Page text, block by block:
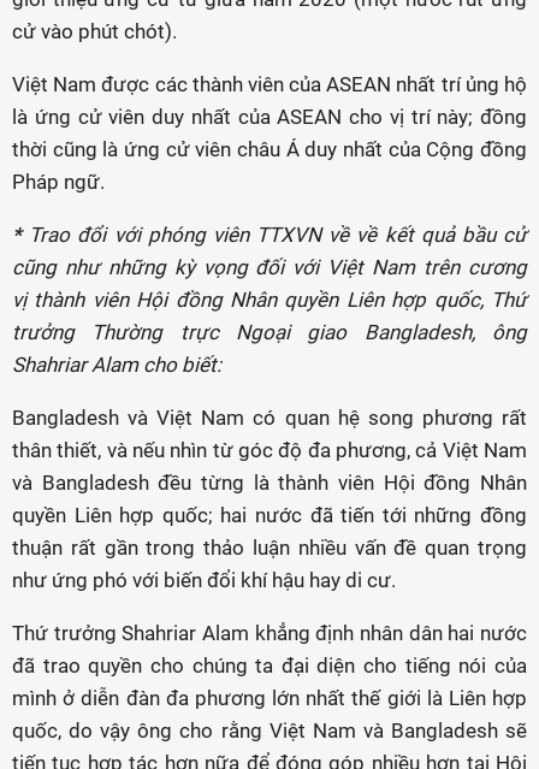
cử vào phút chót).
Việt Nam được các thành viên của ASEAN nhất trí ủng hộ
là ứng cử viên duy nhất của ASEAN cho vị trí này; đồng
thời cũng là ứng cử viên châu Á duy nhất của Cộng đồng
Pháp ngữ.
*Trao đổi với phóng viên TTXVN về về kết quả bầu cử
cũng như những kỳ vọng đối với Việt Nam trên cương
vị thành viên Hội đồng Nhân quyền Liên hợp quốc, Thứ
trưởng Thường trực Ngoại giao Bangladesh, ông
Shahriar Alam cho biết:
Bangladesh và Việt Nam có quan hệ song phương rất
thân thiết, và nếu nhìn từ góc độ đa phương, cả Việt Nam
và Bangladesh đều từng là thành viên Hội đồng Nhân
quyền Liên hợp quốc; hai nước đã tiến tới những đồng
thuận rất gần trong thảo luận nhiều vấn đề quan trọng
như ứng phó với biến đổi khí hậu hay di cư.
Thứ trưởng Shahriar Alam khẳng định nhân dân hai nước
đã trao quyền cho chúng ta đại diện cho tiếng nói của
mình ở diễn đàn đa phương lớn nhất thế giới là Liên hợp
quốc, do vậy ông cho rằng Việt Nam và Bangladesh sẽ
tiến tục hợp tác hơn nữa để đóng góp nhiều hơn tại Hội